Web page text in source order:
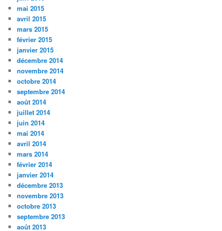
mai 2015
avril 2015
mars 2015
février 2015
janvier 2015
décembre 2014
novembre 2014
octobre 2014
septembre 2014
août 2014
juillet 2014
juin 2014
mai 2014
avril 2014
mars 2014
février 2014
janvier 2014
décembre 2013
novembre 2013
octobre 2013
septembre 2013
août 2013